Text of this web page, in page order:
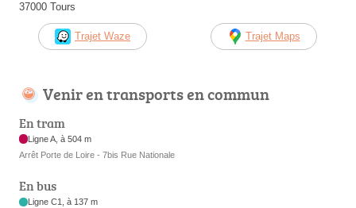
37000 Tours
Trajet Waze Trajet Maps
Venir en transports en commun
En tram
Ligne A, à 504 m
Arrêt Porte de Loire - 7bis Rue Nationale
En bus
Ligne C1, à 137 m